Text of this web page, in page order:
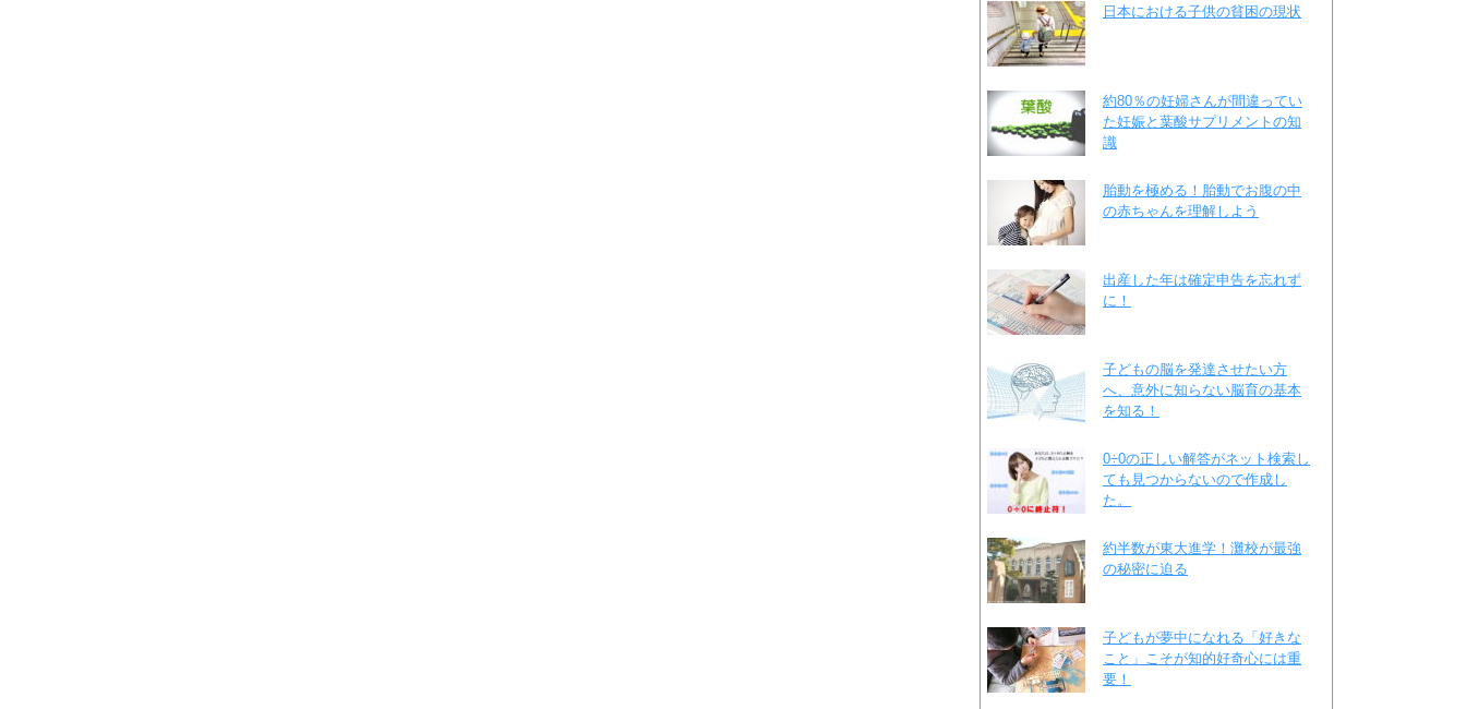
日本における子供の貧困の現状
約80％の妊婦さんが間違ってい
た妊娠と葉酸サプリメントの知
識
胎動を極める！胎動でお腹の中
の赤ちゃんを理解しよう
出産した年は確定申告を忘れず
に！
子どもの脳を発達させたい方
へ、意外に知らない脳育の基本
を知る！
0÷0の正しい解答がネット検索し
ても見つからないので作成し
た。
約半数が東大進学！灘校が最強
の秘密に迫る
子どもが夢中になれる「好きな
こと」こそが知的好奇心には重
要！